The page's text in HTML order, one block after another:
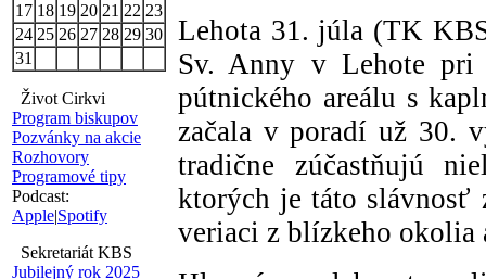
17 18 19 20 21 22 23
24 25 26 27 28 29 30
31
Život Cirkvi
Program biskupov
Pozvánky na akcie
Rozhovory
Programové tipy
Podcast:
Apple|Spotify
Sekretariát KBS
Jubilejný rok 2025
Lehota 31. júla (TK
Sv. Anny v Lehote pri
pútnického areálu s
začala v poradí už 30.
tradične zúčastňujú
ktorých je táto slávnosť
veriaci z blízkeho okolia